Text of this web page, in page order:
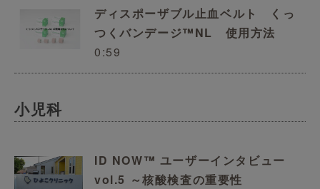
ディスポーザブル止血ベルト くっ
つくバンデージ™︎NL 使用方法
0:59
小児科
ID NOW™ ユーザーインタビュー
vol.5 ～核酸検査の重要性